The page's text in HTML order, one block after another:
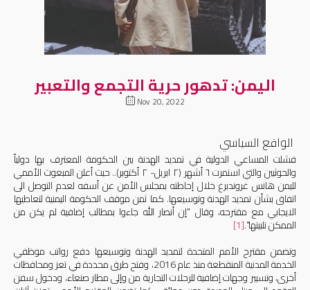
اليمن: تدهور حرية التجمع والتعبير
Nov 20, 2022
الواقع السياسي
فشلت المساعي الدولية في تمديد الهدنة بين الحكومة المعترف بها دولياً
والحوثيين والتي استمرت ٦ أشهر (٢ ابريل- ٢ أكتوبر).. حيث أعلن المبعوث الأممي
لليمن هانس غروندبرغ خلال إحاطته بمجلس الأمن عن أسفه لعدم التوصل الى
اتفاق بشأن تمديد الهدنة وتوسيعها. كما ثمن موقف الحكومة اليمنية لتعاطيها
الايجابي مع مقترحه، وقال "إن أنصار الله جاءوا بمطالب إضافية لم يكن من
الممكن تلبيتها".[1]
وتضمن مقترح الأمم المتحدة لتمديد الهدنة وتوسيعها دفع رواتب موظفي
الخدمة المدنية المنقطعة منذ عام 2016، وفتح طرق محددة في تعز ومحافظات
أخرى، وتسيير وجهات إضافية للرحلات التجارية من وإلى مطار صنعاء، ودخول سفن